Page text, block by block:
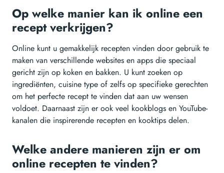
Op welke manier kan ik online een
recept verkrijgen?
Online kunt u gemakkelijk recepten vinden door gebruik te
maken van verschillende websites en apps die speciaal
gericht zijn op koken en bakken. U kunt zoeken op
ingrediënten, cuisine type of zelfs op specifieke gerechten
om het perfecte recept te vinden dat aan uw wensen
voldoet. Daarnaast zijn er ook veel kookblogs en YouTube-
kanalen die inspirerende recepten en kooktips delen.
Welke andere manieren zijn er om
online recepten te vinden?